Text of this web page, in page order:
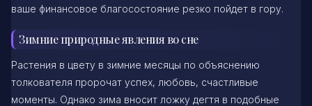
ваше финансовое благосостояние резко пойдет в гору.
Зимние природные явления во сне
Растения в цвету в зимние месяцы по объяснению
толкователя пророчат успех, любовь, счастливые
моменты. Однако зима вносит ложку дегтя в подобные